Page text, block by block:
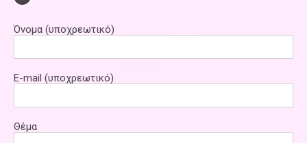
Όνομα (υποχρεωτικό)
E-mail (υποχρεωτικό)
Θέμα